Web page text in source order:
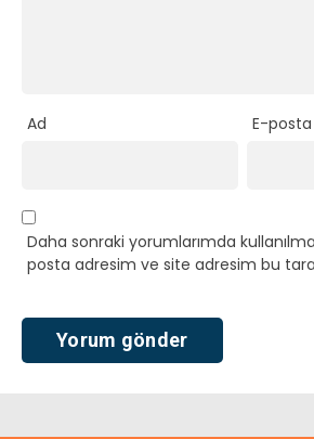
Ad E-posta
Daha sonraki yorumlarımda
posta adresim ve site adresim bu